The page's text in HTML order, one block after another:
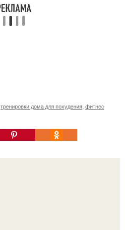
тренировки дома для похудения фитнес